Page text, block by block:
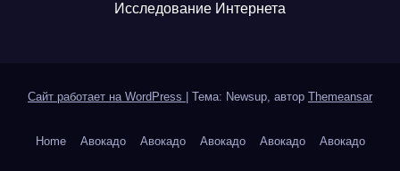
Исследование Интернета
Сайт работает на WordPress Тема: Newsup, автор Themeansar
Home Авокадо Авокадо Авокадо Авокадо Авокадо